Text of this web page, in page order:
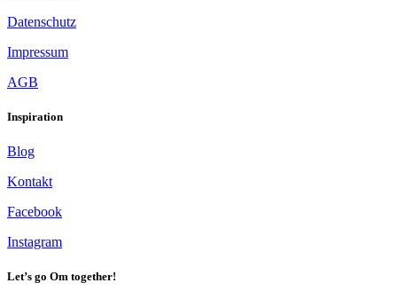
Datenschutz
Impressum
AGB
Inspiration
Blog
Kontakt
Facebook
Instagram
Let’s go Om together!